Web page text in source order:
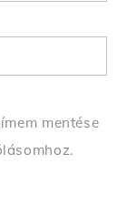
mentése